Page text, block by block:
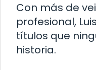
Con más de
profesional,
títulos que
historia.